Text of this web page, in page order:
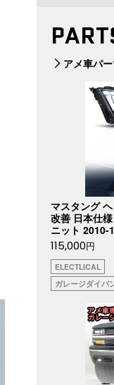
アメ車パ
マスタング
改善 日本仕
ニット 2010-
115,000円
ELECTLICAL
ガレージダイバ